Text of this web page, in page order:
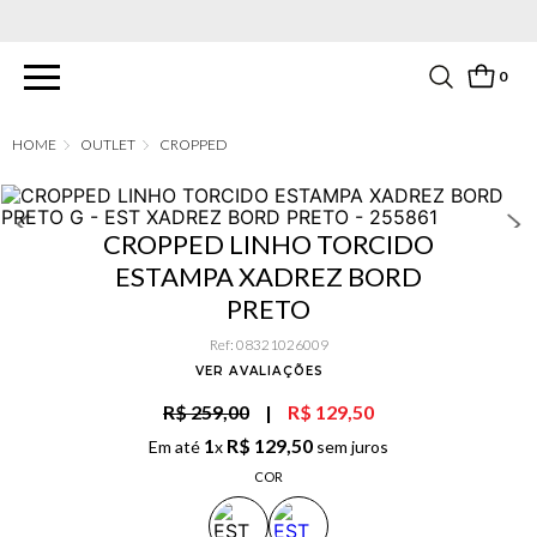
0
OUTLET CROPPED
CROPPED LINHO TORCIDO
ESTAMPA XADREZ BORD
PRETO
Ref: 08321026009
VER AVALIAÇÕES
R$ 259,00 | R$ 129,50
Em até 1x R$ 129,50 sem juros
COR